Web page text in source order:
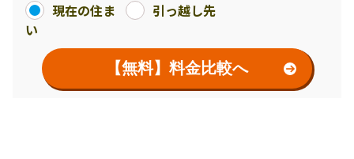
現在の住ま
い
引っ越し先
【無料】料金比較へ